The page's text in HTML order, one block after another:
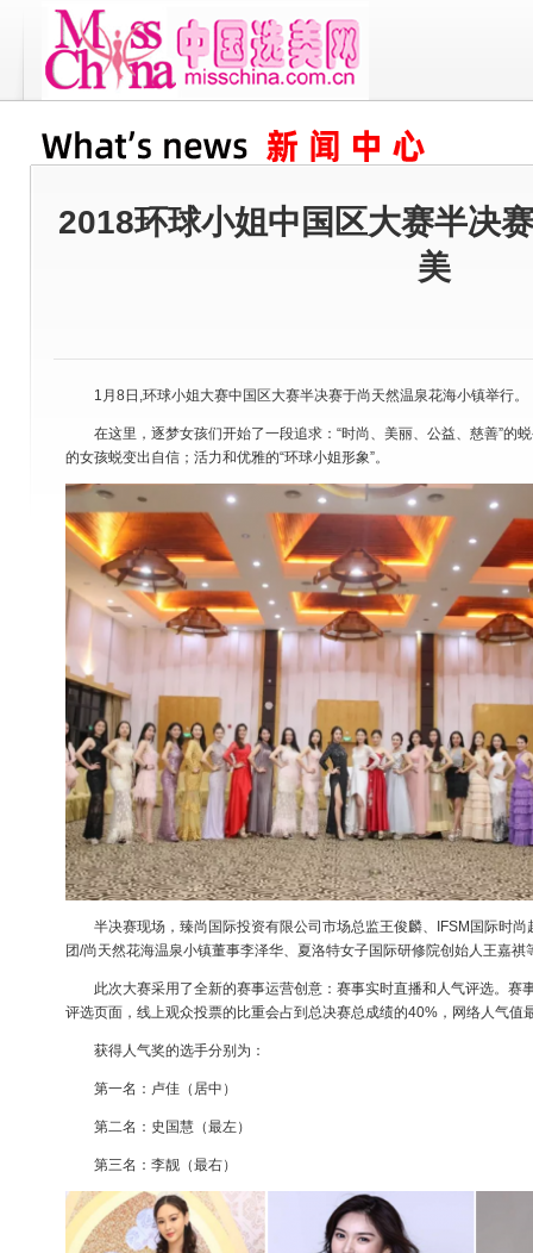
2018环球小姐中国区大赛半决
美
1月8日,环球小姐大赛中国区大赛半决赛于尚天然温泉花海小镇举行。
在这里，逐梦女孩们开始了一段追求：“时尚、美丽、公益、慈善”的
的女孩蜕变出自信；活力和优雅的“环球小姐形象”。
半决赛现场，臻尚国际投资有限公司市场总监王俊麟、IFSM国际时尚
团/尚天然花海温泉小镇董事李泽华、夏洛特女子国际研修院创始人王嘉
此次大赛采用了全新的赛事运营创意：赛事实时直播和人气评选。赛
评选页面，线上观众投票的比重会占到总决赛总成绩的40%，网络人气值
获得人气奖的选手分别为：
第一名：卢佳（居中）
第二名：史国慧（最左）
第三名：李靓（最右）